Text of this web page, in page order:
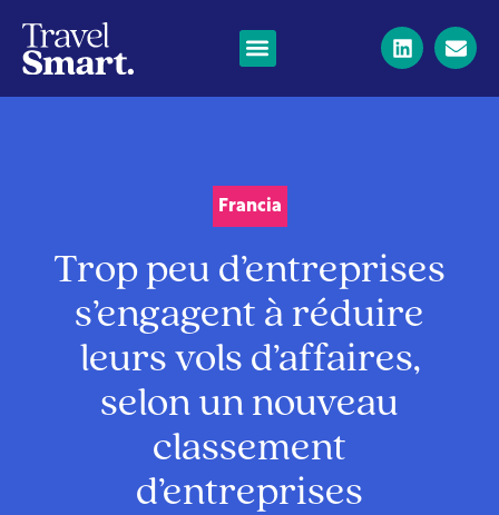
Francia
Trop peu d’entreprises
s’engagent à réduire
leurs vols d’affaires,
selon un nouveau
classement
d’entreprises